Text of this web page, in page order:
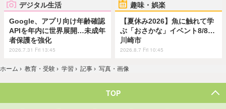
デジタル生活
Google、アプリ向け年齢確認
APIを年内に世界展開…未成年
者保護を強化
2026.7.31 Fri 13:45
趣味・娯楽
【夏休み2026】魚に触れて学
ぶ「おさかな」イベント8/8…
川崎市
2026.8.7 Fri 10:45
ホーム › 教育・受験 › 学習 › 記事 › 写真・画像
TOP